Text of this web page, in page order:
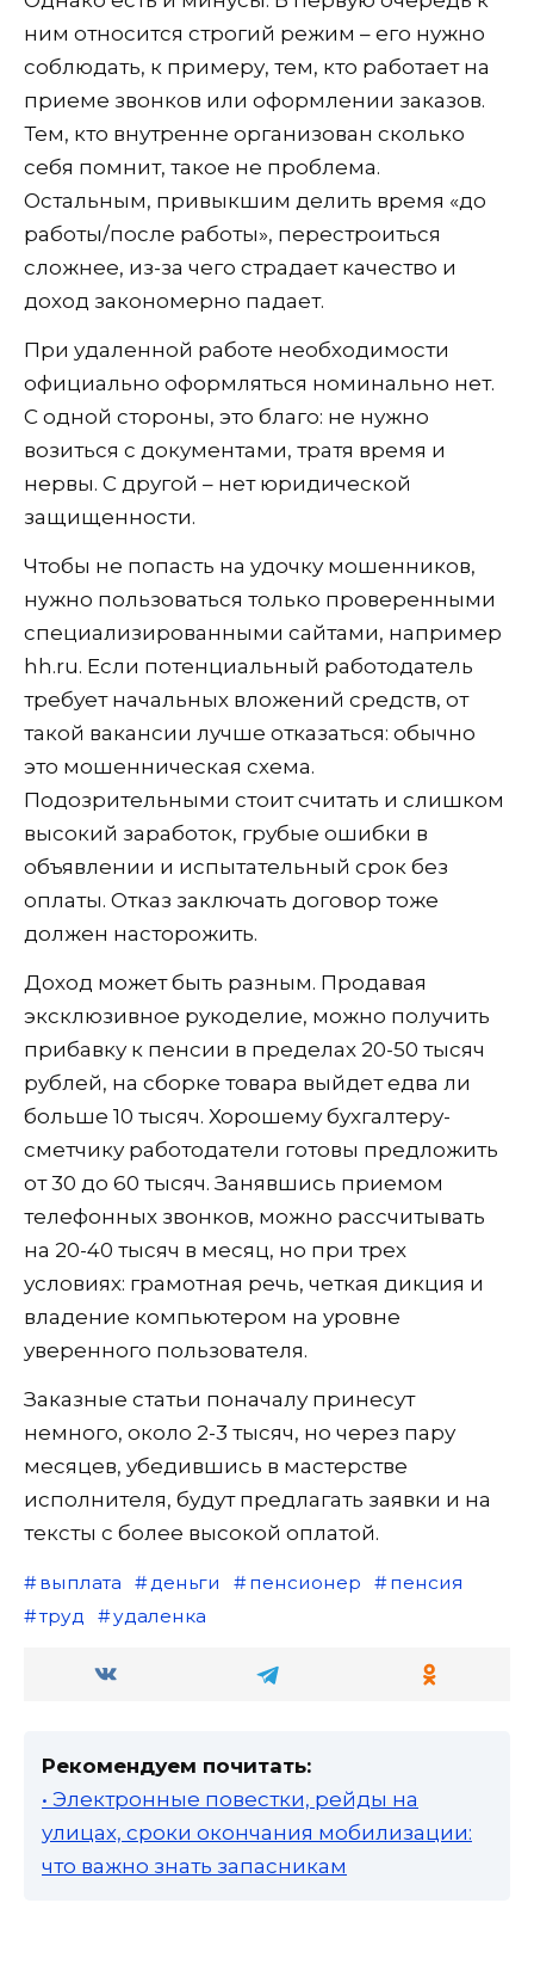
ним относится строгий режим – его нужно
соблюдать, к примеру, тем, кто работает на
приеме звонков или оформлении заказов.
Тем, кто внутренне организован сколько
себя помнит, такое не проблема.
Остальным, привыкшим делить время «до
работы/после работы», перестроиться
сложнее, из-за чего страдает качество и
доход закономерно падает.
При удаленной работе необходимости
официально оформляться номинально нет.
С одной стороны, это благо: не нужно
возиться с документами, тратя время и
нервы. С другой – нет юридической
защищенности.
Чтобы не попасть на удочку мошенников,
нужно пользоваться только проверенными
специализированными сайтами, например
hh.ru. Если потенциальный работодатель
требует начальных вложений средств, от
такой вакансии лучше отказаться: обычно
это мошенническая схема.
Подозрительными стоит считать и слишком
высокий заработок, грубые ошибки в
объявлении и испытательный срок без
оплаты. Отказ заключать договор тоже
должен насторожить.
Доход может быть разным. Продавая
эксклюзивное рукоделие, можно получить
прибавку к пенсии в пределах 20-50 тысяч
рублей, на сборке товара выйдет едва ли
больше 10 тысяч. Хорошему бухгалтеру-
сметчику работодатели готовы предложить
от 30 до 60 тысяч. Занявшись приемом
телефонных звонков, можно рассчитывать
на 20-40 тысяч в месяц, но при трех
условиях: грамотная речь, четкая дикция и
владение компьютером на уровне
уверенного пользователя.
Заказные статьи поначалу принесут
немного, около 2-3 тысяч, но через пару
месяцев, убедившись в мастерстве
исполнителя, будут предлагать заявки и на
тексты с более высокой оплатой.
выплата деньги пенсионер
пенсия
труд
удаленка
Рекомендуем почитать:
• Электронные повестки, рейды на
улицах, сроки окончания мобилизации:
что важно знать запасникам